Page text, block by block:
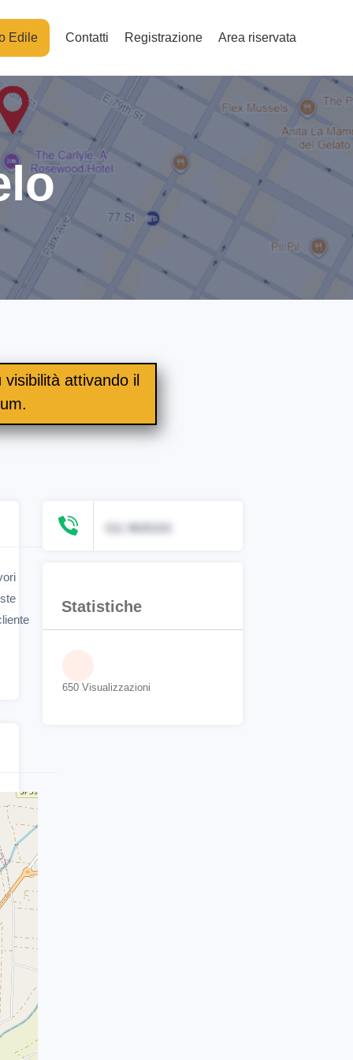
Edile Contatti Registrazione Area riservata
attivando il
011 9835333
Statistiche
650 Visualizzazioni